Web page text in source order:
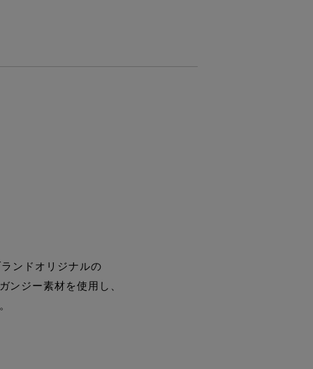
ンドオリジナルの
ンジー素材を使用し、